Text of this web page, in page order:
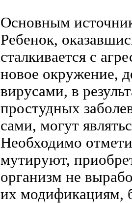
Основным
Ребенок,
сталкивается с
новое окружение,
вирусами, в
простудных
сами, могут
Необходимо
мутируют,
организм не
их модификациям,